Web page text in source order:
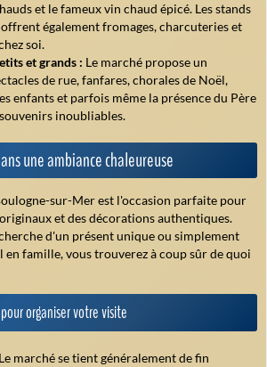
et le fameux vin chaud épicé. Les stands
également fromages, charcuteries et
soi.
et grands : Le marché propose un
de rue, fanfares, chorales de Noël,
enfants et parfois même la présence du Père
inoubliables.
une ambiance chaleureuse
sur-Mer est l'occasion parfaite pour
et des décorations authentiques.
d'un présent unique ou simplement
famille, vous trouverez à coup sûr de quoi
organiser votre visite
Le marché se tient généralement de fin